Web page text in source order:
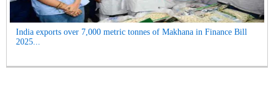
India exports over 7,000 metric tonnes of Makhana in Finance Bill
2025...